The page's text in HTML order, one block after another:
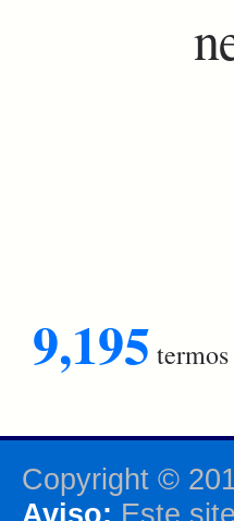
9,195
Copyright ©
Aviso: Este